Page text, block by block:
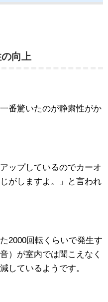
向上
番驚いたのが静粛性がか
ップしているのでカーオ
がしますよ。」と言われ
2000回転くらいで発生す
）が室内では聞こえなく
しているようです。